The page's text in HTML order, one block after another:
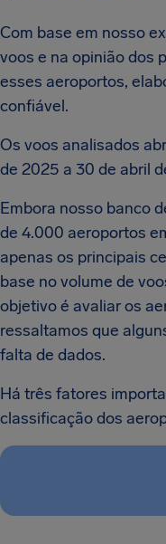
Com base em nosso
voos e na opinião dos
esses aeroportos,
confiável.
Os voos analisados
de 2025 a 30 de abril
Embora nosso banco
de 4.000 aeroportos
apenas os principais
base no volume de
objetivo é avaliar os
ressaltamos que
falta de dados.
Há três fatores
classificação dos